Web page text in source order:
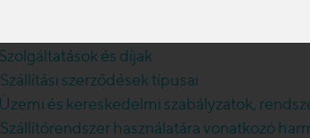
és díjak
Szállítási szerződések típusai
Üzemi és kereskedelmi szabályzatok,
Szállítórendszer használatára vonatkozó